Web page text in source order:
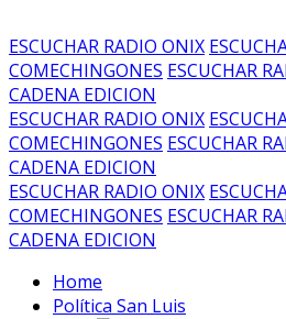
ESCUCHAR RADIO ONIX
COMECHINGONES ESCUCHAR
CADENA EDICION
ESCUCHAR RADIO ONIX
COMECHINGONES ESCUCHAR
CADENA EDICION
ESCUCHAR RADIO ONIX
COMECHINGONES ESCUCHAR
CADENA EDICION
Home
Política San Luis